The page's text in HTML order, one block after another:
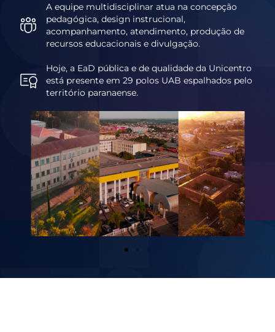
A equipe multidisciplinar atua na concepção
pedagógica, design instrucional,
acompanhamento, atendimento, produção de
recursos educacionais e divulgação.
Hoje, a EaD pública e de qualidade da Unicentro
está presente em 29 polos UAB espalhados pelo
território paranaense.